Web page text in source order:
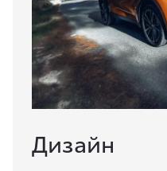
Дизайн